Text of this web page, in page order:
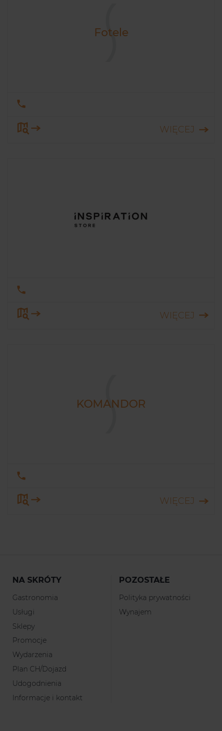
Fotele
WIĘCEJ
WIĘCEJ
KOMANDOR
WIĘCEJ
NA SKRÓTY
Gastronomia
Usługi
Sklepy
Promocje
Wydarzenia
Plan CH/Dojazd
Udogodnienia
Informacje i kontakt
POZOSTAŁE
Polityka prywatności
Wynajem